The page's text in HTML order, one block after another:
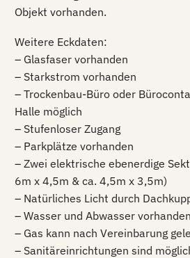
Objekt vorhanden.
Weitere Eckdaten:
– Glasfaser vorhanden
– Starkstrom vorhanden
– Trockenbau-Büro oder
Halle möglich
– Stufenloser Zugang
– Parkplätze vorhanden
– Zwei elektrische ebenerdige
6m x 4,5m & ca. 4,5m x 3,5m)
– Natürliches Licht durch
– Wasser und Abwasser vorhanden
– Gas kann nach Vereinbarung
– Sanitäreinrichtungen sind